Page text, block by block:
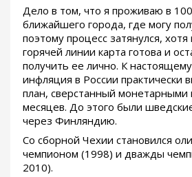
Дело в том, что я проживаю в
ближайшего города, где могу
поэтому процесс затянулся, хотя
горячей линии карта готова и
получить ее лично. К
инфляция в России практически
план, сверстанный монетарными
месяцев. До этого были
через Финляндию.
Со сборной Чехии становился
чемпионом (1998) и дважды
2010).